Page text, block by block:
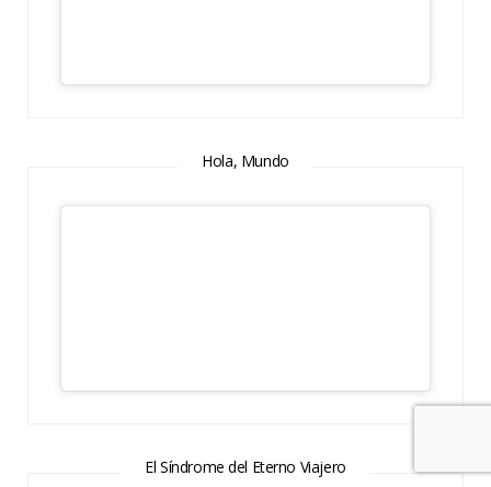
Hola, Mundo
El Síndrome del Eterno Viajero